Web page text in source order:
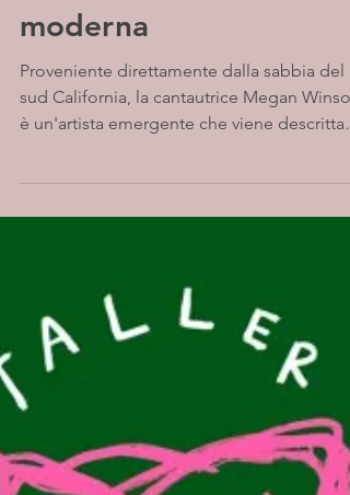
moderna
Proveniente direttamente dalla sabbia del
sud California, la cantautrice Megan Winsor
è un'artista emergente che viene descritta